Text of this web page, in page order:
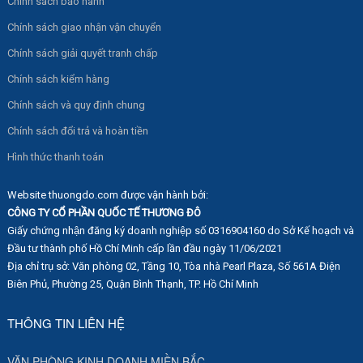
Chính sách giao nhận vận chuyển
Chính sách giải quyết tranh chấp
Chính sách kiểm hàng
Chính sách và quy định chung
Chính sách đổi trả và hoàn tiền
Hình thức thanh toán
Website thuongdo.com được vận hành bởi:
CÔNG TY CỔ PHẦN QUỐC TẾ THƯƠNG ĐÔ
Giấy chứng nhận đăng ký doanh nghiệp số 0316904160 do Sở Kế hoạch và
Đầu tư thành phố Hồ Chí Minh cấp lần đầu ngày 11/06/2021
Địa chỉ trụ sở: Văn phòng 02, Tầng 10, Tòa nhà Pearl Plaza, Số 561A Điện
Biên Phủ, Phường 25, Quận Bình Thạnh, TP. Hồ Chí Minh
THÔNG TIN LIÊN HỆ